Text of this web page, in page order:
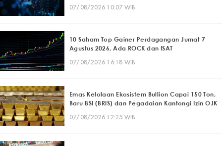
07/08/2026 10:07 WIB
10 Saham Top Gainer Perdagangan Jumat 7
Agustus 2026, Ada ROCK dan ISAT
07/08/2026 16:18 WIB
Emas Kelolaan Ekosistem Bullion Capai 150 Ton,
Baru BSI (BRIS) dan Pegadaian Kantongi Izin OJK
07/08/2026 12:25 WIB